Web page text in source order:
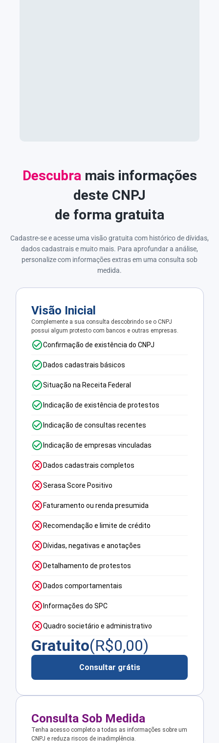
Descubramais informações
deste CNPJ
de forma gratuita
Cadastre-se e acesse uma visão gratuita com histórico de dívidas,
dados cadastrais e muito mais. Para aprofundar a análise,
personalize com informações extras em uma consulta sob
medida.
Visão Inicial
Complemente a sua consulta descobrindo se o CNPJ
possui algum protesto com bancos e outras empresas.
Confirmação de existência do CNPJ
Dados cadastrais básicos
Situação na Receita Federal
Indicação de existência de protestos
Indicação de consultas recentes
Indicação de empresas vinculadas
Dados cadastrais completos
Serasa Score Positivo
Faturamento ou renda presumida
Recomendação e limite de crédito
Dívidas, negativas e anotações
Detalhamento de protestos
Dados comportamentais
Informações do SPC
Quadro societário e administrativo
Gratuito(R$0,00)
Consultar grátis
Consulta Sob Medida
Tenha acesso completo a todas as informações sobre um
CNPJ e reduza riscos de inadimplência.